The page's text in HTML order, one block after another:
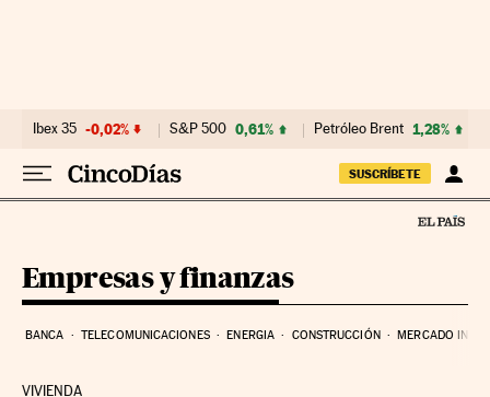
Ibex 35 -0,02% S&P 500 0,61% Petróleo Brent 1,28%
SUSCRÍBETE
Empresas y finanzas
BANCA TELECOMUNICACIONES ENERGIA CONSTRUCCIÓN MERCADO
VIVIENDA